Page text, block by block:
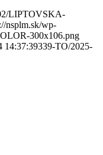
LIPTOVSKA-
nsplm.sk/wp-
300x106.png
14:37:39339-TO/2025-